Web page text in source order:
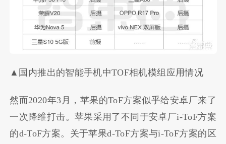
▲国内推出的智能手机中TOF相机模组应用情况
然而2020年3月，苹果的ToF方案似乎给安卓厂来了
一次降维打击。苹果采用了不同于安卓厂i-ToF方案
的d-ToF方案。关于苹果d-ToF方案与i-ToF方案的区